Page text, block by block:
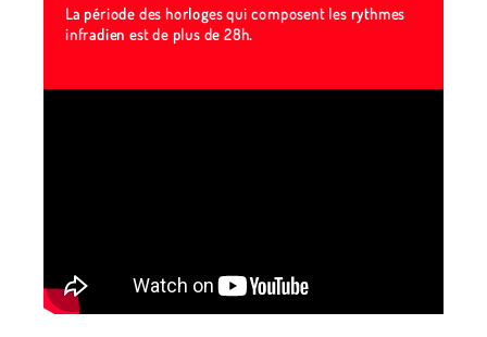
La période des horloges qui composent les rythmes
infradien est de plus de 28h.